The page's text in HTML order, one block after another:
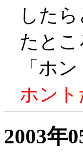
した
たとこ
「ホ
ホント
2003年